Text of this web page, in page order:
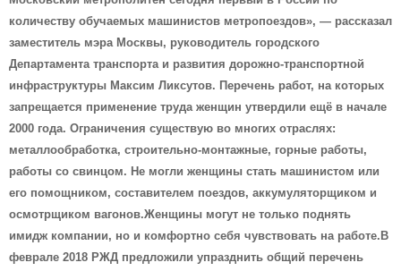
количеству обучаемых машинистов метропоездов», — рассказал
заместитель мэра Москвы, руководитель городского
Департамента транспорта и развития дорожно-транспортной
инфраструктуры Максим Ликсутов. Перечень работ, на которых
запрещается применение труда женщин утвердили ещё в начале
2000 года. Ограничения существую во многих отраслях:
металлообработка, строительно-монтажные, горные работы,
работы со свинцом. Не могли женщины стать машинистом или
его помощником, составителем поездов, аккумуляторщиком и
осмотрщиком вагонов.Женщины могут не только поднять
имидж компании, но и комфортно себя чувствовать на работе.В
феврале 2018 РЖД предложили упразднить общий перечень